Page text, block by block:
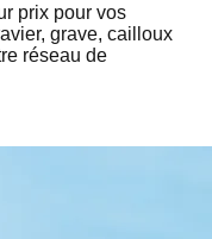
prix pour vos
grave, cailloux
réseau de